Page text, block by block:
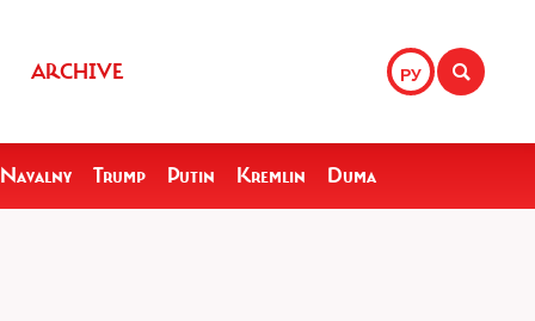
РУ
ARCHIVE
Navalny Trump Putin Kremlin Duma